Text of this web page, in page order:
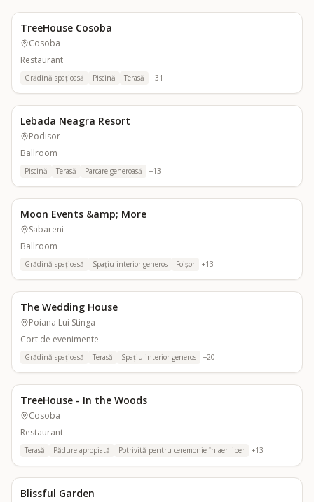
TreeHouse Cosoba
Cosoba
Restaurant
Grădină spațioasă Piscină Terasă +31
Lebada Neagra Resort
Podisor
Ballroom
Piscină Terasă Parcare generoasă +13
Moon Events &amp; More
Sabareni
Ballroom
Grădină spațioasă Spațiu interior generos Foișor +13
The Wedding House
Poiana Lui Stinga
Cort de evenimente
Grădină spațioasă Terasă Spațiu interior generos +20
TreeHouse - In the Woods
Cosoba
Restaurant
Terasă Pădure apropiată Potrivită pentru ceremonie în aer liber +13
Blissful Garden